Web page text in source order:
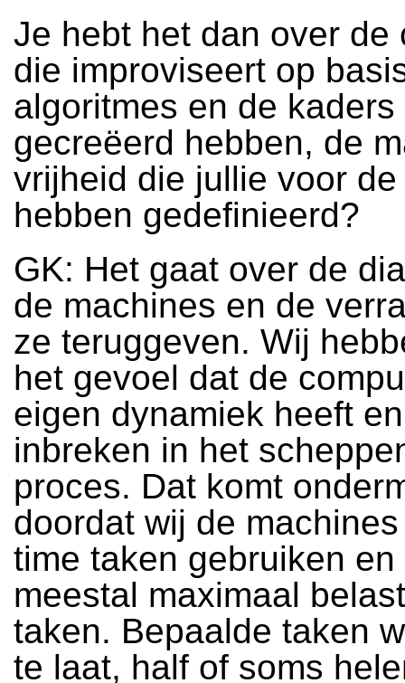
Je hebt het dan over de
die improviseert op
algoritmes en de
gecreëerd hebben, de
vrijheid die jullie voor
hebben gedefinieerd?
GK: Het gaat over de
de machines en de
ze teruggeven. Wij
het gevoel dat de
eigen dynamiek heeft
inbreken in het
proces. Dat komt
doordat wij de
time taken gebruiken en
meestal maximaal
taken. Bepaalde taken
te laat, half of soms